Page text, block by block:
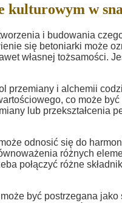
kulturowym w
i budowania
się betoniarki może
własnej tożsamości.
przemiany i alchemii
co może
lub przekształcenia
odnosić się do
różnych
połączyć różne
może być postrzegana